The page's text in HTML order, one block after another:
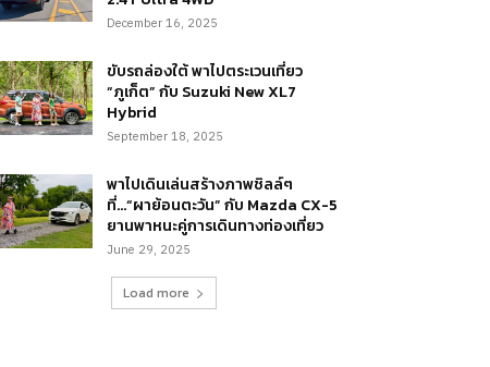
December 16, 2025
ขับรถล่องใต้ พาไปตระเวนเที่ยว
“ภูเก็ต” กับ Suzuki New XL7
Hybrid
September 18, 2025
พาไปเดินเล่นสร้างภาพชิลล์ๆ
ที่…“ผาย้อนตะวัน” กับ Mazda CX-5
ยานพาหนะคู่การเดินทางท่องเที่ยว
June 29, 2025
Load more